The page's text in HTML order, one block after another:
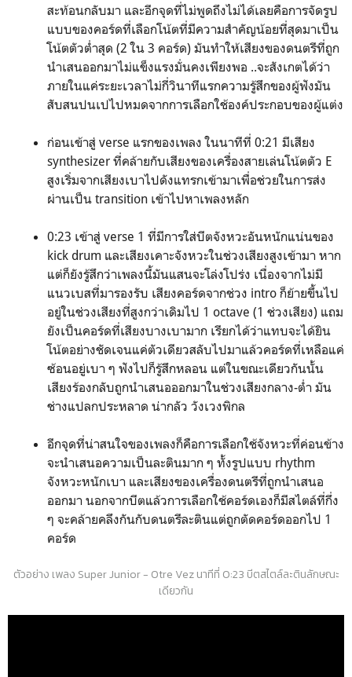
สะท้อนกลับมา และอีกจุดที่ไม่พูดถึงไม่ได้เลยคือการจัดรูป
แบบของคอร์ดที่เลือกโน้ตที่มีความสำคัญน้อยที่สุดมาเป็น
โน้ตตัวต่ำสุด (2 ใน 3 คอร์ด) มันทำให้เสียงของดนตรีที่ถูก
นำเสนออกมาไม่แข็งแรงมั่นคงเพียงพอ ..จะสังเกตได้ว่า
ภายในแค่ระยะเวลาไม่กี่วินาทีแรกความรู้สึกของผู้ฟังมัน
สับสนปนเปไปหมดจากการเลือกใช้องค์ประกอบของผู้แต่ง
ก่อนเข้าสู่ verse แรกของเพลง ในนาทีที่ 0:21 มีเสียง
synthesizer ที่คล้ายกับเสียงของเครื่องสายเล่นโน้ตตัว E
สูงเริ่มจากเสียงเบาไปดังแทรกเข้ามาเพื่อช่วยในการส่ง
ผ่านเป็น transition เข้าไปหาเพลงหลัก
0:23 เข้าสู่ verse 1 ที่มีการใส่บีตจังหวะอันหนักแน่นของ
kick drum และเสียงเคาะจังหวะในช่วงเสียงสูงเข้ามา หาก
แต่ก็ยังรู้สึกว่าเพลงนี้มันแสนจะโล่งโปร่ง เนื่องจากไม่มี
แนวเบสที่มารองรับ เสียงคอร์ดจากช่วง intro ก็ย้ายขึ้นไป
อยู่ในช่วงเสียงที่สูงกว่าเดิมไป 1 octave (1 ช่วงเสียง) แถม
ยังเป็นคอร์ดที่เสียงบางเบามาก เรียกได้ว่าแทบจะได้ยิน
โน้ตอย่างชัดเจนแค่ตัวเดียวสลับไปมาแล้วคอร์ดที่เหลือแค่
ซ้อนอยู่เบา ๆ ฟังไปก็รู้สึกหลอน แต่ในขณะเดียวกันนั้น
เสียงร้องกลับถูกนำเสนอออกมาในช่วงเสียงกลาง-ต่ำ มัน
ช่างแปลกประหลาด น่ากลัว วังเวงพิกล
อีกจุดที่น่าสนใจของเพลงก็คือการเลือกใช้จังหวะที่ค่อนข้าง
จะนำเสนอความเป็นละตินมาก ๆ ทั้งรูปแบบ rhythm
จังหวะหนักเบา และเสียงของเครื่องดนตรีที่ถูกนำเสนอ
ออกมา นอกจากบีตแล้วการเลือกใช้คอร์ดเองก็มีสไตล์ที่กึ่ง
ๆ จะคล้ายคลึงกันกับดนตรีละตินแต่ถูกตัดคอร์ดออกไป 1
คอร์ด
ตัวอย่าง เพลง Super Junior - Otre Vez นาทีที่ 0:23 บีตสไตล์ละตินลักษณะ
เดียวกัน